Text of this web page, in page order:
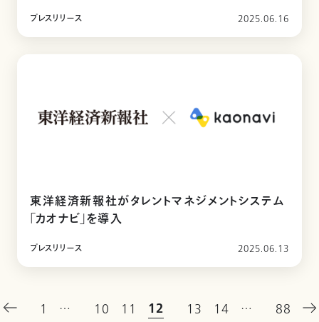
プレスリリース 2025.06.16
東洋経済新報社がタレントマネジメントシステム
「カオナビ」を導入
プレスリリース 2025.06.13
1 … 10 11 12 13 14 … 88